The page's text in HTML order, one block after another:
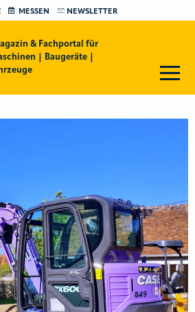
MESSEN NEWSLETTER
& Fachportal für
| Baugeräte |